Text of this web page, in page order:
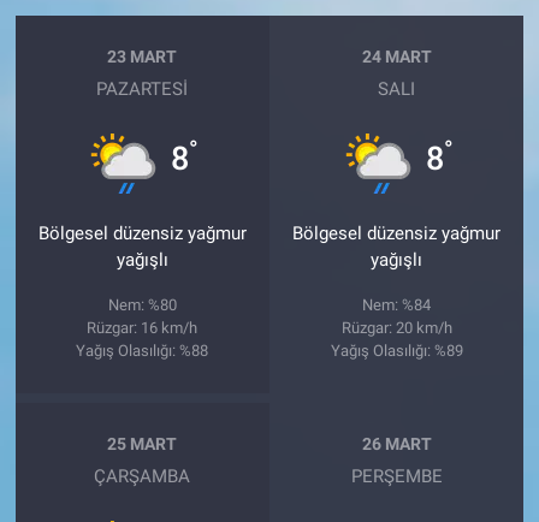
23 MART
PAZARTESI
8°
Bölgesel düzensiz yağmur
yağışlı
Nem: %80
Rüzgar: 16 km/h
Yağış Olasılığı: %88
24 MART
SALI
8°
Bölgesel düzensiz yağmur
yağışlı
Nem: %84
Rüzgar: 20 km/h
Yağış Olasılığı: %89
25 MART
ÇARŞAMBA
26 MART
PERŞEMBE